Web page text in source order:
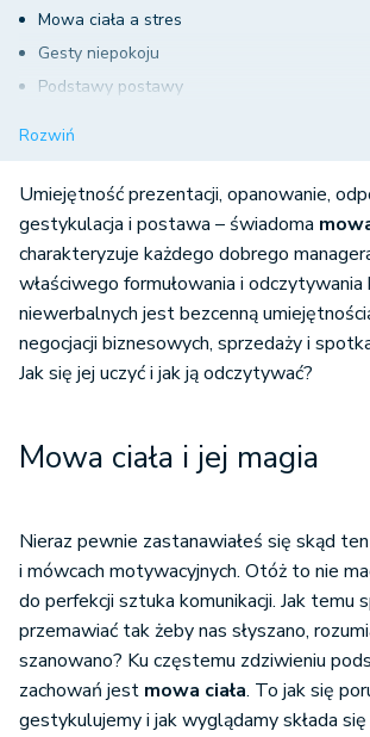
Mowa ciała a stres
Gesty niepokoju
Podstawy postawy
Rozwiń
Umiejętność prezentacji, opanowanie,
gestykulacja i postawa – świadoma
charakteryzuje każdego dobrego
właściwego formułowania i
niewerbalnych jest bezcenną
negocjacji biznesowych, sprzedaży i
Jak się jej uczyć i jak ją odczytywać?
Mowa ciała i jej magia
Nieraz pewnie zastanawiałeś się skąd
i mówcach motywacyjnych. Otóż to nie
do perfekcji sztuka komunikacji. Jak temu
przemawiać tak żeby nas słyszano,
szanowano? Ku częstemu zdziwieniu
zachowań jest mowa ciała. To jak się
gestykulujemy i jak wyglądamy składa